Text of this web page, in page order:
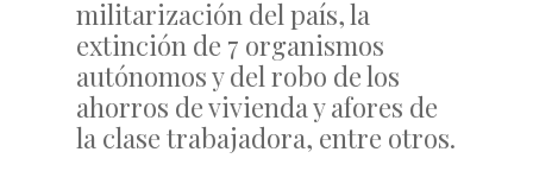
militarización del país, la
extinción de 7 organismos
autónomos y del robo de los
ahorros de vivienda y afores de
la clase trabajadora, entre otros.